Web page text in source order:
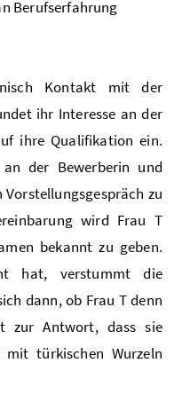
Berufserfahrung
Kontakt mit der
ihr Interesse an der
ihre Qualifikation ein.
der Bewerberin und
zu
wird Frau T
bekannt zu geben.
hat, verstummt die
dann, ob Frau T denn
zur Antwort, dass sie
mit türkischen Wurzeln